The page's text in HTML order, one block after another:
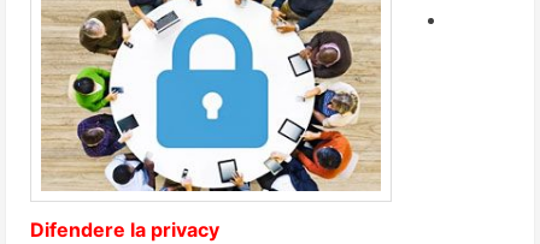
Difendere la privacy